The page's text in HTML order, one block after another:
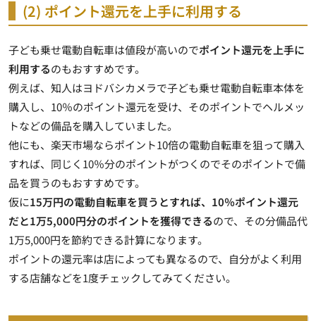
(2) ポイント還元を上手に利用する
子ども乗せ電動自転車は値段が高いのでポイント還元を上手に
利用するのもおすすめです。
例えば、知人はヨドバシカメラで子ども乗せ電動自転車本体を
購入し、 10％のポイント還元を受け、そのポイントでヘルメッ
トなどの備品を購入していました。
他にも、楽天市場ならポイント10倍の電動自転車を狙って購入
すれば、同じく 10％分のポイントがつく のでそのポイントで備
品を買うのもおすすめです。
仮に15万円の電動自転車を買うとすれば、10％ポイント還元
だと1万5,000円分のポイントを獲得できるので、その分備品代
1万5,000円を節約できる計算になります。
ポイントの還元率は店によっても異なるので、自分がよく利用
する店舗などを1度チェックしてみてください。